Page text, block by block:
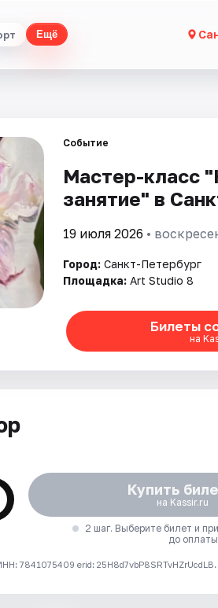
Ещё
Событие
Мастер-класс
занятие" в
19 июля 2026 •
Город: Санкт-Петербург
Площадка: Art Studio 8
Билеты
на
Купить
на Kassir.ru
2 шаг. Выберите билет и
до оплаты
erid: 25H8d7vbP8SRTvHZrUcdLB.